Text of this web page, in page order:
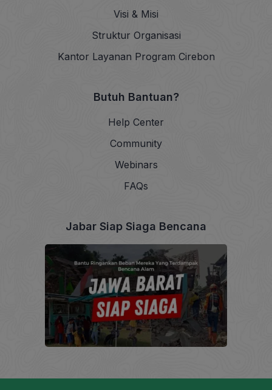
Visi & Misi
Struktur Organisasi
Kantor Layanan Program Cirebon
Butuh Bantuan?
Help Center
Community
Webinars
FAQs
Jabar Siap Siaga Bencana